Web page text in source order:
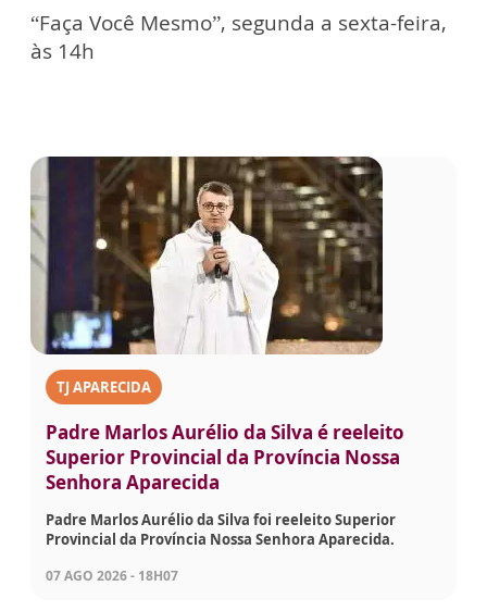
“Faça Você Mesmo”, segunda a sexta-feira,
às 14h
TJ APARECIDA
Padre Marlos Aurélio da Silva é reeleito
Superior Provincial da Província Nossa
Senhora Aparecida
Padre Marlos Aurélio da Silva foi reeleito Superior
Provincial da Província Nossa Senhora Aparecida.
07 AGO 2026 - 18H07